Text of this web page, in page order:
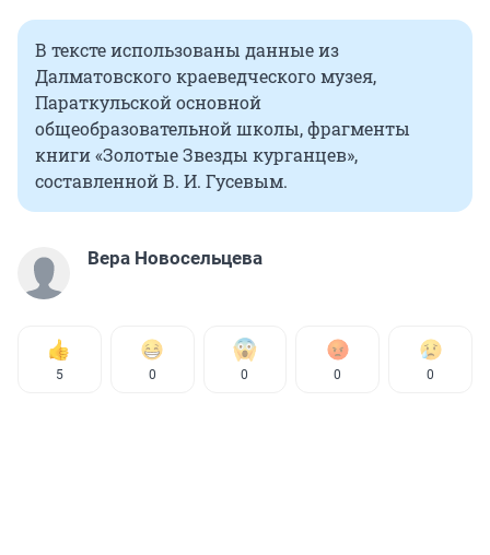
В тексте использованы данные из
Далматовского краеведческого музея,
Параткульской основной
общеобразовательной школы, фрагменты
книги «Золотые Звезды курганцев»,
составленной В. И. Гусевым.
Вера Новосельцева
5 0 0 0 0